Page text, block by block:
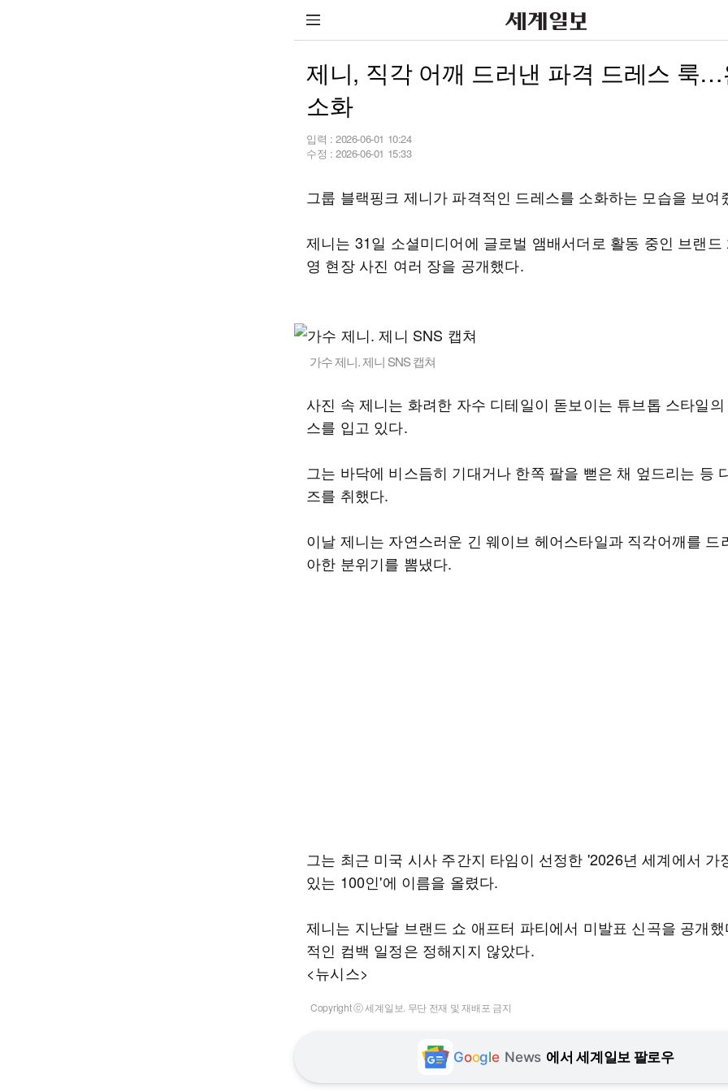
제니, 직각 어깨 드러낸 파격 드레스 룩…
소화
입력 : 2026-06-01 10:24
수정 : 2026-06-01 15:33
그룹 블랙핑크 제니가 파격적인 드레스를 소화하는 모습을 보여
제니는 31일 소셜미디어에 글로벌 앰배서더로 활동 중인 브랜드
영 현장 사진 여러 장을 공개했다.
가수 제니. 제니 SNS 캡쳐
사진 속 제니는 화려한 자수 디테일이 돋보이는 튜브톱 스타일
스를 입고 있다.
그는 바닥에 비스듬히 기대거나 한쪽 팔을 뻗은 채 엎드리는 등
즈를 취했다.
이날 제니는 자연스러운 긴 웨이브 헤어스타일과 직각어깨를 드
아한 분위기를 뽐냈다.
그는 최근 미국 시사 주간지 타임이 선정한 '2026년 세계에서 가
있는 100인'에 이름을 올렸다.
제니는 지난달 브랜드 쇼 애프터 파티에서 미발표 신곡을 공개
적인 컴백 일정은 정해지지 않았다.
<뉴시스>
Copyright ⓒ 세계일보. 무단 전재 및 재배포 금지
Google News 에서 세계일보 팔로우